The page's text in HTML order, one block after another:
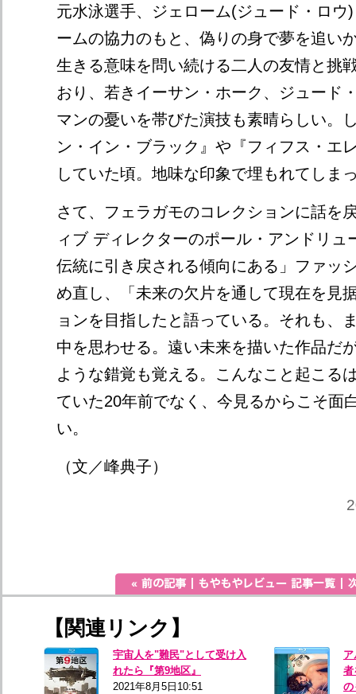
元水泳選手、ジェローム(ジュード・ロウ
ームの協力のもと、偽りの身で夢を追い
生きる意味を問い続ける二人の友情と挑
おり、若きイーサン・ホーク、ジュード
マンの憂いを帯びた演技も素晴らしい。
ン・イン・ブラック』や『フィフス・エ
していた頃。地味な印象で埋もれてしま
さて、フェラガモのコレクションに話を
ィブ ディレクターのポール・アンドリュ
伝統に引き戻される傾向にある」ファッ
め直し、「未来の欠片を通して現在を見
ョンを目指したと語っている。それも、
中を思わせる。遠い未来を描いた作品だ
ような錯覚も覚える。こんなこと起こる
ていた20年前でなく、今見るからこそ面
い。
（文／峰典子）
【関連リンク】
宇宙人を"難民"として受け入
れたら『第9地区』
2021年8月5日10:51
者
の